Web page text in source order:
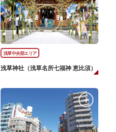
浅草中央部エリア
浅草神社（浅草名所七福神 恵比須）